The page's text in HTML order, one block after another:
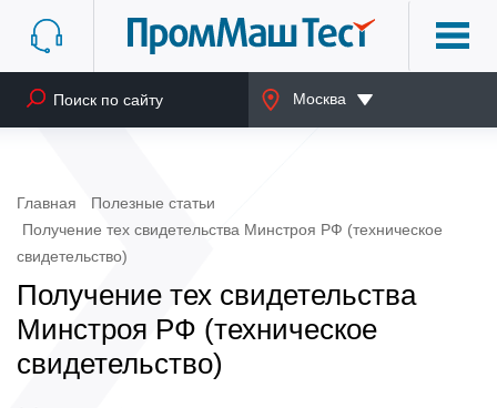
Москва
Главная
Полезные статьи
Получение тех свидетельства Минстроя РФ (техническое
свидетельство)
Получение тех свидетельства
Минстроя РФ (техническое
свидетельство)